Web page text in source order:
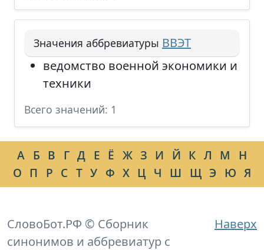
Значения аббревиатуры ВВЭТ
ведомство военной экономики и
техники
Всего значений: 1
А Б В Г Д Е Ё Ж З И Й К Л М
Н
О П Р С Т У Ф Х Ц Ч Ш Щ Э Ю Я
Наверх
СловоБот.РФ © Сборник
синонимов и аббревиатур с